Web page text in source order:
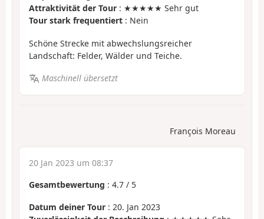
Attraktivität der Tour : ★★★★★ Sehr gut
Tour stark frequentiert : Nein
Schöne Strecke mit abwechslungsreicher
Landschaft: Felder, Wälder und Teiche.
Maschinell übersetzt
François Moreau
20 Jan 2023 um 08:37
Gesamtbewertung : 4.7 / 5
Datum deiner Tour : 20. Jan 2023